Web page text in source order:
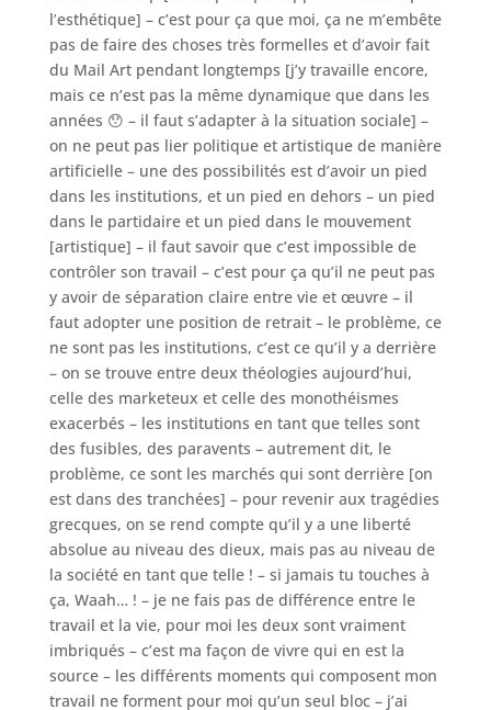
l’esthétique] – c’est pour ça que moi, ça ne m’embête
pas de faire des choses très formelles et d’avoir fait
du Mail Art pendant longtemps [j’y travaille encore,
mais ce n’est pas la même dynamique que dans les
années 😯 – il faut s’adapter à la situation sociale] –
on ne peut pas lier politique et artistique de manière
artificielle – une des possibilités est d’avoir un pied
dans les institutions, et un pied en dehors – un pied
dans le partidaire et un pied dans le mouvement
[artistique] – il faut savoir que c’est impossible de
contrôler son travail – c’est pour ça qu’il ne peut pas
y avoir de séparation claire entre vie et œuvre – il
faut adopter une position de retrait – le problème, ce
ne sont pas les institutions, c’est ce qu’il y a derrière
– on se trouve entre deux théologies aujourd’hui,
celle des marketeux et celle des monothéismes
exacerbés – les institutions en tant que telles sont
des fusibles, des paravents – autrement dit, le
problème, ce sont les marchés qui sont derrière [on
est dans des tranchées] – pour revenir aux tragédies
grecques, on se rend compte qu’il y a une liberté
absolue au niveau des dieux, mais pas au niveau de
la société en tant que telle ! – si jamais tu touches à
ça, Waah… ! – je ne fais pas de différence entre le
travail et la vie, pour moi les deux sont vraiment
imbriqués – c’est ma façon de vivre qui en est la
source – les différents moments qui composent mon
travail ne forment pour moi qu’un seul bloc – j’ai